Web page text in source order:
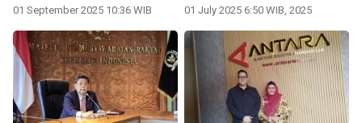
01 September 2025 10:36 WIB 01 July 2025 6:50 WIB, 2025